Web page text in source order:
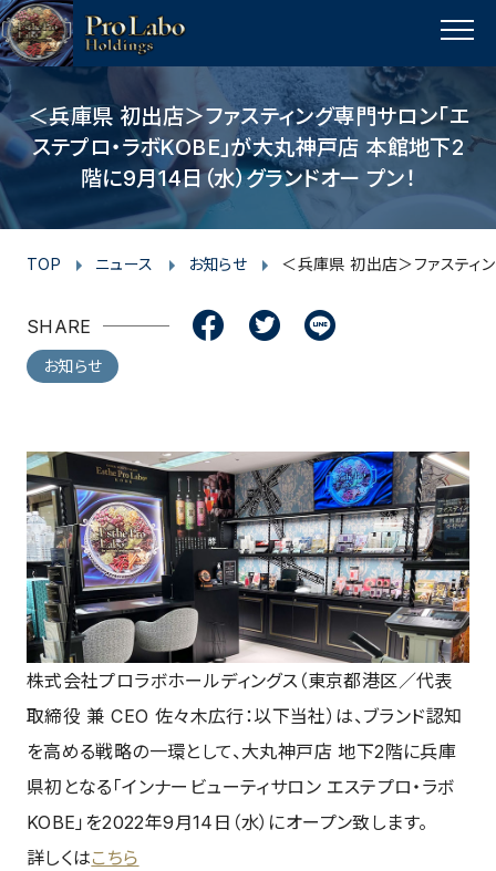
MENU
＜兵庫県 初出店＞ファスティング専⾨サロン「エ
ステプロ・ラボKOBE」が⼤丸神⼾店 本館地下2
階に9⽉14⽇（⽔）グランドオー プン！
TOP ニュース お知らせ ＜兵庫県 初出店＞ファスティ
SHARE
c
e
b
o
o
k
i
t
t
e
n
e
お知らせ
株式会社プロラボホールディングス（東京都港区／代表
取締役 兼 CEO 佐々⽊広⾏：以下当社）は、ブランド認知
を⾼める戦略の⼀環として、⼤丸神⼾店 地下2階に兵庫
県初となる「インナービューティサロン エステプロ・ラボ
KOBE」を2022年9⽉14⽇（⽔）にオープン致します。
詳しくはこちら
p
a
g
e
t
o
p
s
t
a
g
r
a
m
c
e
b
o
k
i
t
t
e
r
u
t
u
b
e